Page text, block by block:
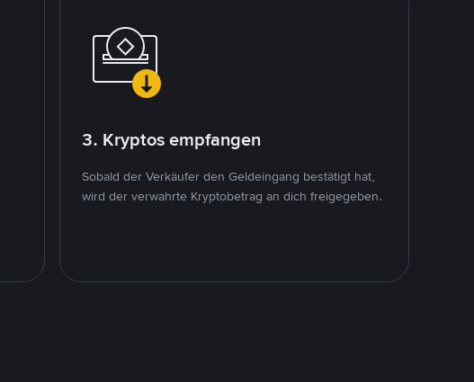
3. Kryptos empfangen
Sobald der Verkäufer den Geldeingang bestätigt hat,
wird der verwahrte Kryptobetrag an dich freigegeben.